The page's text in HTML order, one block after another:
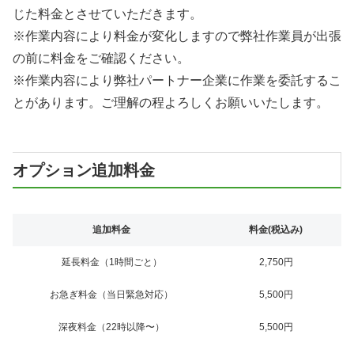
じた料金とさせていただきます。
※作業内容により料金が変化しますので弊社作業員が出張
の前に料金をご確認ください。
※作業内容により弊社パートナー企業に作業を委託するこ
とがあります。ご理解の程よろしくお願いいたします。
オプション追加料金
追加料金 料金(税込み)
延長料金（1時間ごと） 2,750円
お急ぎ料金（当日緊急対応） 5,500円
深夜料金（22時以降〜） 5,500円